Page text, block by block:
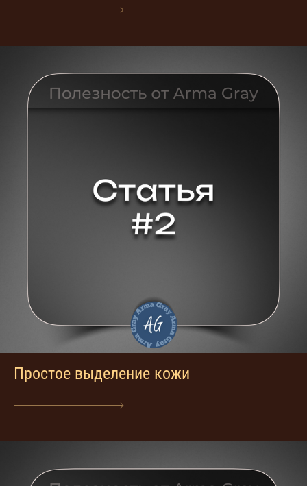
Простое выделение кожи